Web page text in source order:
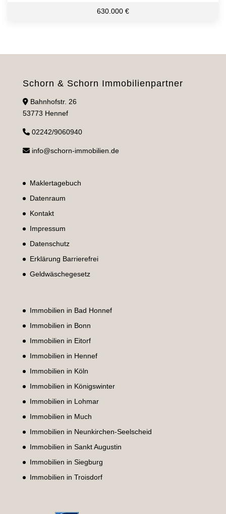
630.000 €
Schorn & Schorn Immobilienpartner
Bahnhofstr. 26
53773 Hennef
02242/9060940
info@schorn-immobilien.de
Maklertagebuch
Datenraum
Kontakt
Impressum
Datenschutz
Erklärung Barrierefrei
Geldwäschegesetz
Immobilien in Bad Honnef
Immobilien in Bonn
Immobilien in Eitorf
Immobilien in Hennef
Immobilien in Köln
Immobilien in Königswinter
Immobilien in Lohmar
Immobilien in Much
Immobilien in Neunkirchen-Seelscheid
Immobilien in Sankt Augustin
Immobilien in Siegburg
Immobilien in Troisdorf